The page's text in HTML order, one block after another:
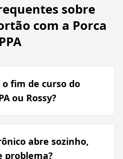
sobre
com a Porca
PPA
fim de curso do
ou Rossy?
abre sozinho,
problema?